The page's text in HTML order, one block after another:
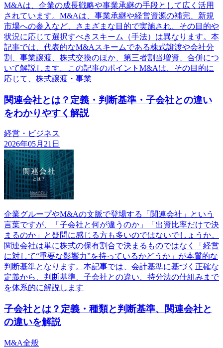
M&Aは、企業の成長戦略や事業承継の手段として広く活用
されています。M&Aは、事業承継や経営資源の補完、新規
市場への参入など、さまざまな目的で実施され、その目的や
状況に応じて選択すべきスキーム（手法）は異なります。本
記事では、代表的なM&Aスキームである株式譲渡や会社分
割、事業譲渡、株式交換のほか、第三者割当増資、合併につ
いて解説します。この記事のポイントM&Aは、その目的に
応じて、株式譲渡・事業
関連会社とは？定義・判断基準・子会社との違い
をわかりやすく解説
経営・ビジネス
2026年05月21日
企業グループやM&Aの文脈で登場する「関連会社」という
言葉ですが、「子会社と何が違うのか」「出資比率だけで決
まるのか」と疑問に感じる方も多いのではないでしょうか。
関連会社は単に株式の保有割合で決まるものではなく「経営
に対して“重要な影響力”を持っているかどうか」が本質的な
判断基準となります。本記事では、会計基準に基づく正確な
定義から、判断基準、子会社との違い、持分法の仕組みまで
を体系的に解説します
子会社とは？定義・種類と判断基準、関連会社と
の違いを解説
M&A全般